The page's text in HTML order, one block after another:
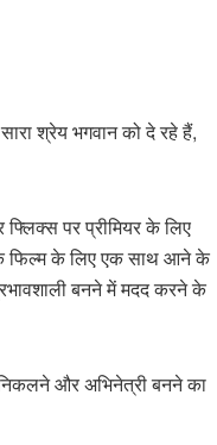
श्रेय भगवान को दे रहे हैं,
फ्लिक्स पर प्रीमियर के लिए
फिल्म के लिए एक साथ आने के
बनने में मदद करने के
निकलने और अभिनेत्री बनने का